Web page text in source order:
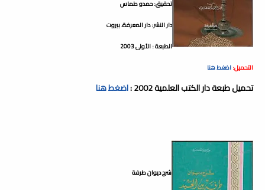
تحقيق: حمدو طماس
دار النشر: دار المعرفة، بيروت
الطبعة : الأولى 2003
التحميل:اضغط هنا
تحميل طبعة دار الكتب العلمية 2002 : اضغط هنا
شرح ديوان طرفة